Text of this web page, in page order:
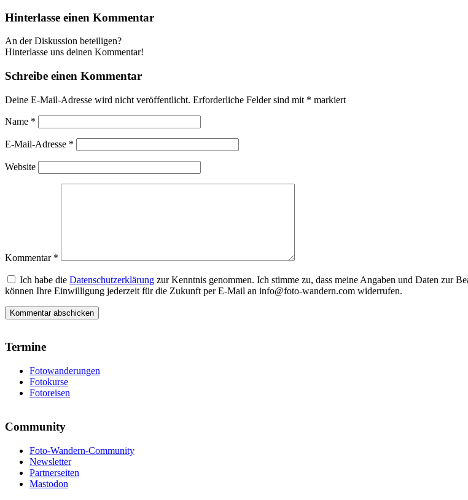
Hinterlasse einen Kommentar
An der Diskussion beteiligen?
Hinterlasse uns deinen Kommentar!
Schreibe einen Kommentar
Deine E-Mail-Adresse wird nicht veröffentlicht. Erforderliche Felder sind mit * markiert
Name *
E-Mail-Adresse *
Website
Kommentar *
Ich habe die Datenschutzerklärung zur Kenntnis genommen. Ich stimme zu, dass meine Angaben und Daten zur
können Ihre Einwilligung jederzeit für die Zukunft per E-Mail an info@foto-wandern.com widerrufen.
Termine
Fotowanderungen
Fotokurse
Fotoreisen
Community
Foto-Wandern-Community
Newsletter
Partnerseiten
Mastodon